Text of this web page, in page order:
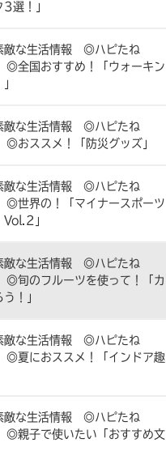
3選！」
敵な生活情報 ◎ハピたね
国おすすめ！「ウォーキン
敵な生活情報 ◎ハピたね
ススメ！「防災グッズ」
敵な生活情報 ◎ハピたね
界の！「マイナースポーツ
Vol.2」
敵な生活情報 ◎ハピたね
のフルーツを使って！「カ
！」
敵な生活情報 ◎ハピたね
におススメ！「インドア趣
敵な生活情報 ◎ハピたね
子で使いたい「おすすめ文